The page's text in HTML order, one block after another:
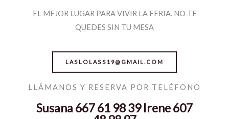
EL MEJOR LUGAR PARA VIVIR LA FERIA. NO TE
QUEDES SIN TU MESA
LASLOLASS19@GMAIL.COM
LLÁMANOS Y RESERVA POR TELÉFONO
Susana 667 61 98 39 Irene 607